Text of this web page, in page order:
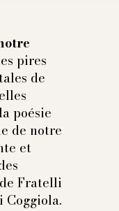
en Italie
pires
de
poésie
de notre
et
Fratelli
Coggiola.